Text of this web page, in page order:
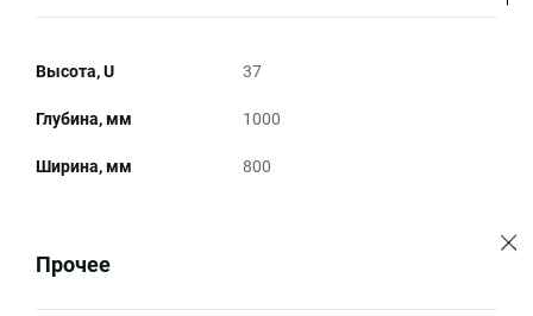
Высота, U 37
Глубина, мм 1000
Ширина, мм 800
Прочее